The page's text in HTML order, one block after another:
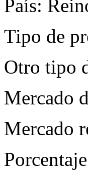
País:
Tipo de
Otro tipo
Mercado
Mercado